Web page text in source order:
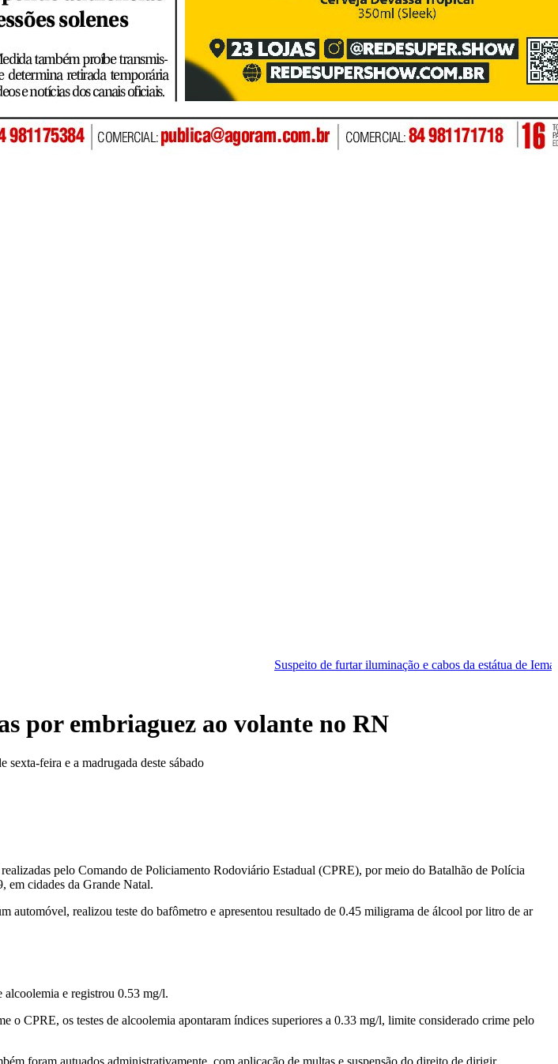
Suspeito de furtar iluminação e cabos da estátua de Iemanjá é preso em
por embriaguez ao volante no RN
feira e a madrugada deste sábado
pelo Comando de Policiamento Rodoviário Estadual (CPRE), por meio do Batalhão de Polícia
em cidades da Grande Natal.
automóvel, realizou teste do bafômetro e apresentou resultado de 0.45 miligrama de álcool por litro de ar
e registrou 0.53 mg/l.
o CPRE, os testes de alcoolemia apontaram índices superiores a 0.33 mg/l, limite considerado crime pelo
foram autuados administrativamente, com aplicação de multas e suspensão do direito de dirigir.